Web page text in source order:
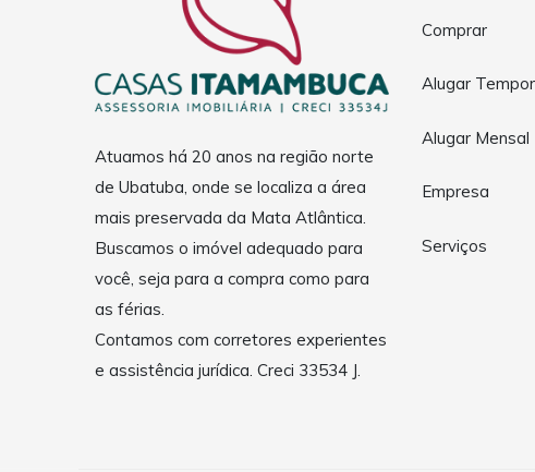
Atuamos há 20 anos na região norte
de Ubatuba, onde se localiza a área
mais preservada da Mata Atlântica.
Buscamos o imóvel adequado para
você, seja para a compra como para
as férias.
Contamos com corretores experientes
e assistência jurídica. Creci 33534 J.
Comprar
Alugar
Alugar Mensal
Empresa
Serviços